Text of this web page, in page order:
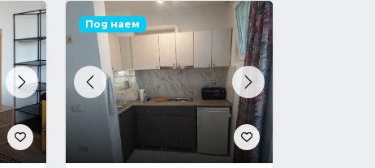
Next Previous Next
Под наем